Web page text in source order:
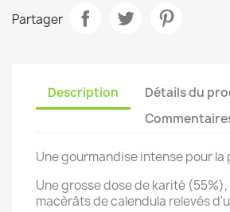
Partager
Description
Détails du
Une gourmandise intense pour la
Une grosse dose de karité
macèrâts de calendula relevés